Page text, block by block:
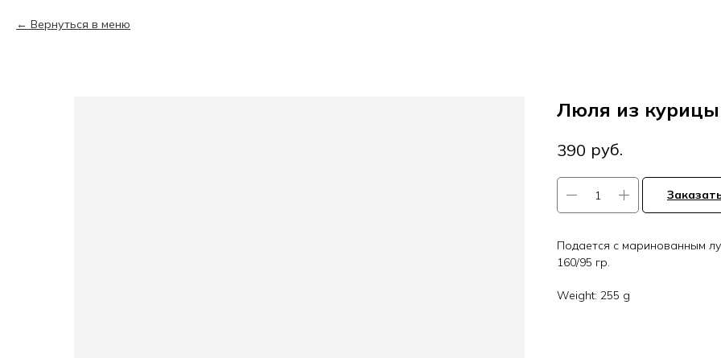
Вернуться в меню
Люля из
390 руб.
Подается с маринованным
160/95 гр.
Weight: 255 g